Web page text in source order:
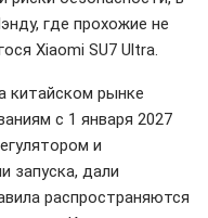
где прохожие не
Xiaomi SU7 Ultra.
китайском рынке
с 1 января 2027
и
запуска, дали
распространяются